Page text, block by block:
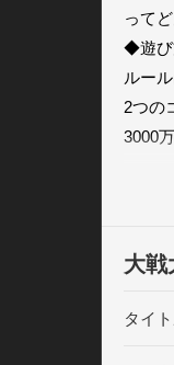
って
◆遊
ルー
2つの
3000
ゲー
ライ
「革
大戦
タイ